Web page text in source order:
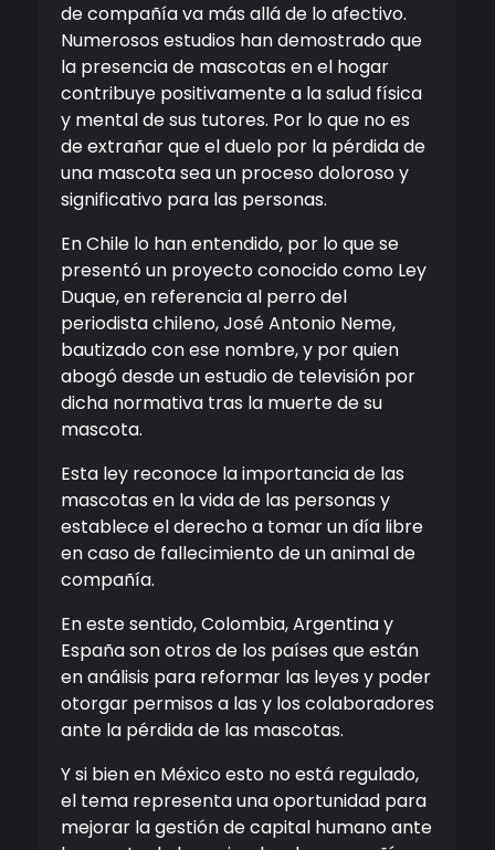
de compañía va más allá de lo afectivo.
Numerosos estudios han demostrado que
la presencia de mascotas en el hogar
contribuye positivamente a la salud física
y mental de sus tutores. Por lo que no es
de extrañar que el duelo por la pérdida de
una mascota sea un proceso doloroso y
significativo para las personas.
En Chile lo han entendido, por lo que se
presentó un proyecto conocido como Ley
Duque, en referencia al perro del
periodista chileno, José Antonio Neme,
bautizado con ese nombre, y por quien
abogó desde un estudio de televisión por
dicha normativa tras la muerte de su
mascota.
Esta ley reconoce la importancia de las
mascotas en la vida de las personas y
establece el derecho a tomar un día libre
en caso de fallecimiento de un animal de
compañía.
En este sentido, Colombia, Argentina y
España son otros de los países que están
en análisis para reformar las leyes y poder
otorgar permisos a las y los colaboradores
ante la pérdida de las mascotas.
Y si bien en México esto no está regulado,
el tema representa una oportunidad para
mejorar la gestión de capital humano ante